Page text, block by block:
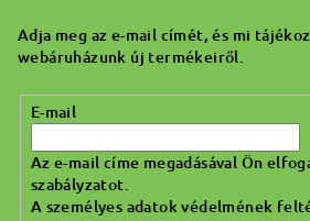
Adja meg az e-mail címét, és mi
webáruházunk új termékeiről.
E-mail
Az e-mail címe megadásával Ön
szabályzatot.
A személyes adatok védelmének